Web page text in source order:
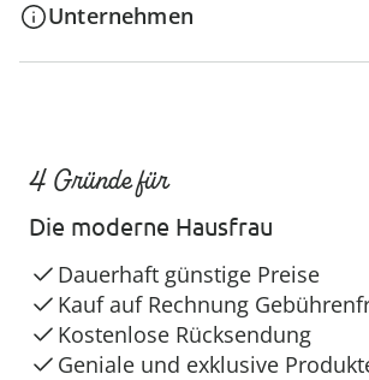
Unternehmen
4 Gründe für
Die moderne Hausfrau
Dauerhaft günstige Preise
Kauf auf Rechnung
Kostenlose Rücksendung
Geniale und exklusive